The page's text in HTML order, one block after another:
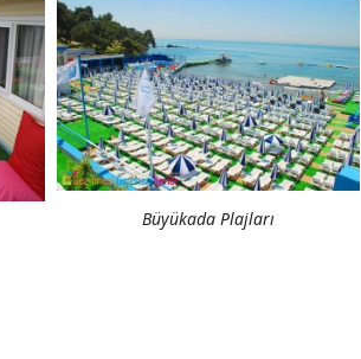
Büyükada Plajları